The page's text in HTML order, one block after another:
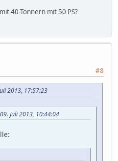
40-Tonnern mit 50 PS?
#8
2013, 17:57:23
Juli 2013, 10:44:04